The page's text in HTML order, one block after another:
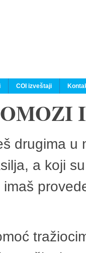
COI izveštaji
drugima
a koji